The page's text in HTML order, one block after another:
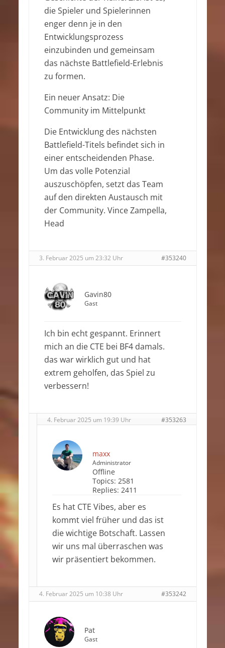
die Spieler und Spielerinnen
enger denn je in den
Entwicklungsprozess
einzubinden und gemeinsam
das nächste Battlefield-Erlebnis
zu formen.
Ein neuer Ansatz: Die
Community im Mittelpunkt
Die Entwicklung des nächsten
Battlefield-Titels befindet sich in
einer entscheidenden Phase.
Um das volle Potenzial
auszuschöpfen, setzt das Team
auf den direkten Austausch mit
der Community. Vince Zampella,
Head
3. Februar 2025 um 23:32 Uhr #353240
Gavin80
Gast
Ich bin echt gespannt. Erinnert
mich an die CTE bei BF4 damals.
das war wirklich gut und hat
extrem geholfen, das Spiel zu
verbessern!
4. Februar 2025 um 19:39 Uhr #353263
maxx
Administrator
Offline
Topics: 2581
Replies: 2411
Es hat CTE Vibes, aber es
kommt viel früher und das ist
die wichtige Botschaft. Lassen
wir uns mal überraschen was
wir präsentiert bekommen.
4. Februar 2025 um 10:38 Uhr #353242
Pat
Gast